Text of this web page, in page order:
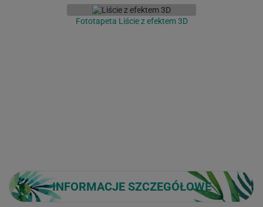
Fototapeta Liście z efektem 3D
INFORMACJE SZCZEGÓŁOWE